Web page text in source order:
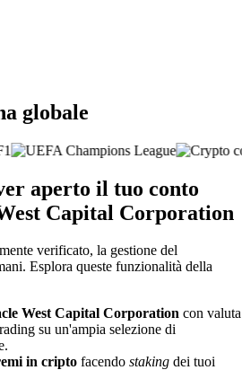
globale
aperto il tuo conto
Capital Corporation
verificato, la gestione del
Esplora queste funzionalità della
West Capital Corporation con valuta
su un'ampia selezione di
in cripto facendo staking dei tuoi